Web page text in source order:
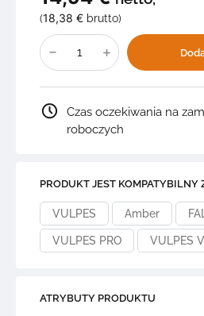
(18,38 € brutto)
ilość
ZESTAW
1
FOREMKA
+
GRAFIKI
na
Walentynki
Czas oczekiwania na
roboczych
PRODUKT JEST KOMPATYBILNY
VULPES Amber
VULPES PRO VULPES
ATRYBUTY PRODUKTU